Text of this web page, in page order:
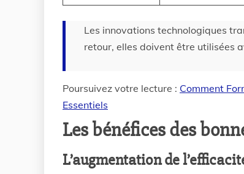
Les innovations technologiques
retour, elles doivent être utilisées
Poursuivez votre lecture : Comment
Essentiels
Les bénéfices des
L’augmentation de